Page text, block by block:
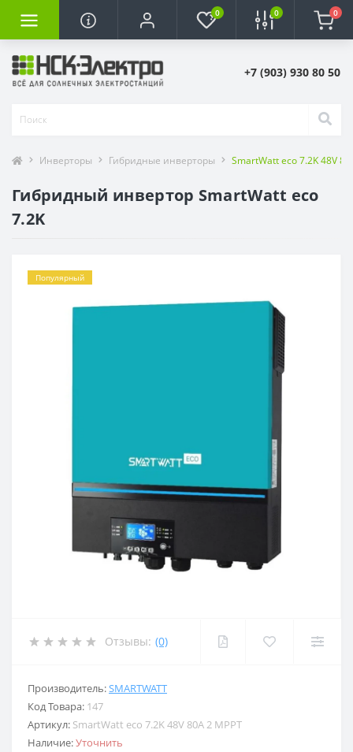
0 0 0
+7 (903) 930 80 50
Инверторы Гибридные инверторы SmartWatt eco 7.2K 48V
Гибридный инвертор SmartWatt eco
7.2K
Популярный
Отзывы: (0)
Производитель:SMARTWATT
Код Товара: 147
Артикул: SmartWatt eco 7.2K 48V 80A 2 MPPT
Наличие:Уточнить